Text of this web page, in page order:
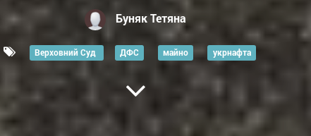
Буняк Тетяна
Верховний Суд ДФС майно укрнафта